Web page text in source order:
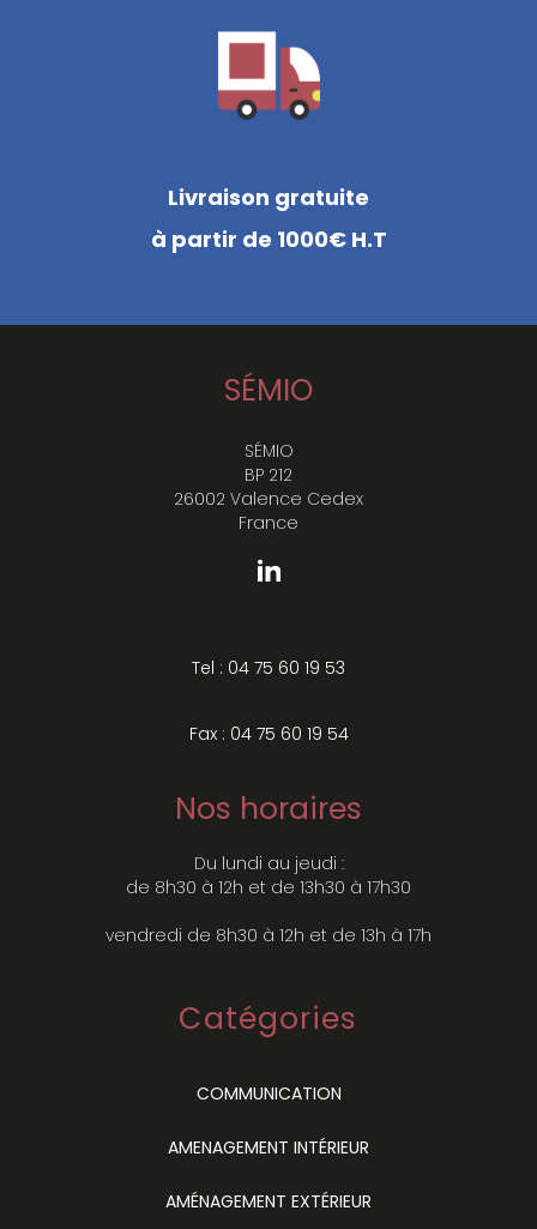
Livraison gratuite
à partir de 1000€ H.T
SÉMIO
SÉMIO
BP 212
26002 Valence Cedex
France
Tel : 04 75 60 19 53
Fax : 04 75 60 19 54
Nos horaires
Du lundi au jeudi :
de 8h30 à 12h et de 13h30 à 17h30
vendredi de 8h30 à 12h et de 13h à 17h
Catégories
COMMUNICATION
AMENAGEMENT INTÉRIEUR
AMÉNAGEMENT EXTÉRIEUR